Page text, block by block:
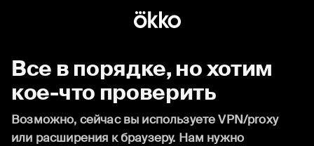
Все в порядке, но хотим
кое-что проверить
Возможно, сейчас вы используете VPN/proxy
или расширения к браузеру. Нам нужно